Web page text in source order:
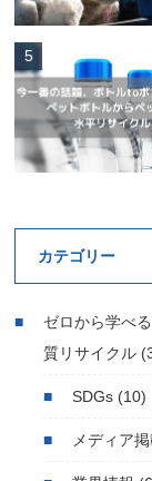
カテゴリー
ゼロから学べ
質リサイクル
SDGs(10)
メディア